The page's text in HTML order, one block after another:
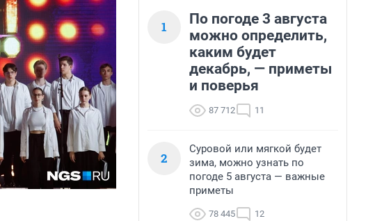
1
По погоде 3 августа
можно определить,
каким будет
декабрь, — приметы
и поверья
87 712 11
2
Суровой или мягкой будет
зима, можно узнать по
погоде 5 августа — важные
приметы
78 445 12